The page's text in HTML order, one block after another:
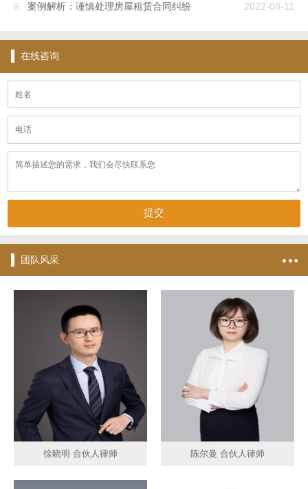
2022-08-11
案例解析：谨慎处理房屋租赁合同纠纷
在线咨询
团队风采
徐晓明 合伙人律师 陈尔曼 合伙人律师